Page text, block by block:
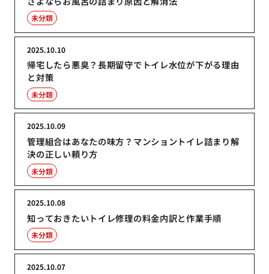
未分類
帰宅したら悪臭？長期留守でトイレ水位が下がる理由
と対策
2025.10.10
未分類
管理組合はあなたの味方？マンショントイレ詰まり解
決の正しい頼り方
2025.10.09
未分類
知っておきたいトイレ修理の料金内訳と作業手順
2025.10.08
未分類
2025.10.07